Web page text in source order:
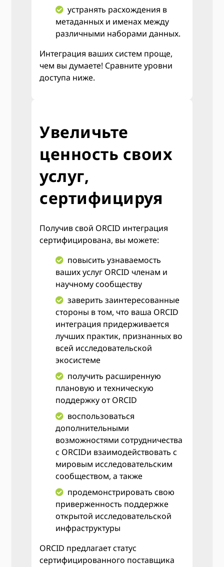
устранять расхождения в
метаданных и именах между
различными наборами данных.
Интеграция ваших систем проще,
чем вы думаете! Сравните уровни
доступа ниже.
Увеличьте
ценность своих
услуг,
сертифицируя
Получив свой ORCID интеграция
сертифицирована, вы можете:
повысить узнаваемость
ваших услуг ORCID членам и
научному сообществу
заверить заинтересованные
стороны в том, что ваша ORCID
интеграция придерживается
лучших практик, признанных во
всей исследовательской
экосистеме
получить расширенную
плановую и техническую
поддержку от ORCID
воспользоваться
дополнительными
возможностями сотрудничества
с ORCIDи взаимодействовать с
мировым исследовательским
сообществом, а также
продемонстрировать свою
приверженность поддержке
открытой исследовательской
инфраструктуры
ORCID предлагает статус
сертифицированного поставщика